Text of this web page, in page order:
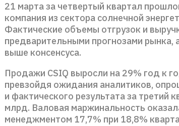
21 марта за четвертый квартал
компания из сектора солнечной
Фактические объемы отгрузок и
предварительными прогнозами рынка,
выше консенсуса.
Продажи CSIQ выросли на 29% год к
превзойдя ожидания аналитиков,
и фактического результата за третий
млрд. Валовая маржинальность
менеджментом 17,7% при 18,8%